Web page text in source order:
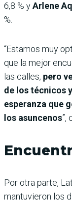
6,8 % yArlene
%.
“Estamos muy
que la mejor
las calles, pero
de los técnicos
esperanza que
los asuncenos”,
Por otra parte,
mantuvieron los